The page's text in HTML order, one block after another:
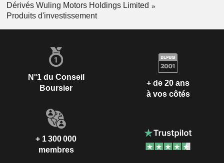
Dérivés Wuling Motors Holdings Limited
Produits d'investissement
N°1 du Conseil
Boursier
+ de 20 ans
à vos côtés
+ 1 300 000
membres